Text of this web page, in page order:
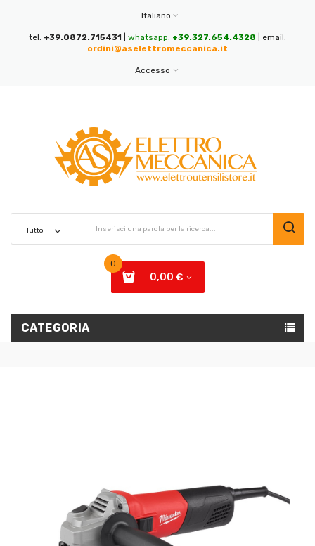
Italiano
tel: +39.0872.715431 whatsapp: +39.327.654.4328 | email:
ordini@aselettromeccanica.it
Accesso
0
0,00 €
CATEGORIA